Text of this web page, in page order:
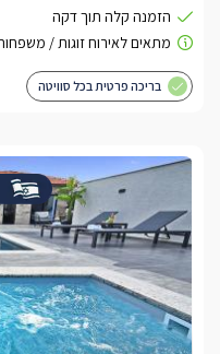
בריכה פרטית בכל סוויטה